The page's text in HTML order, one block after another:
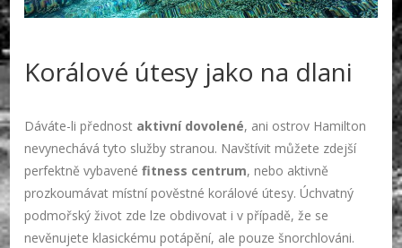
Korálové útesy jako na dlani
Dáváte-li přednost aktivní dovolené, ani ostrov Hamilton
nevynechává tyto služby stranou. Navštívit můžete zdejší
perfektně vybavenéfitness centrum, nebo aktivně
prozkoumávat místní pověstné korálové útesy. Úchvatný
podmořský život zde lze obdivovat i v případě, že se
nevěnujete klasickému potápění, ale pouze šnorchlováni.